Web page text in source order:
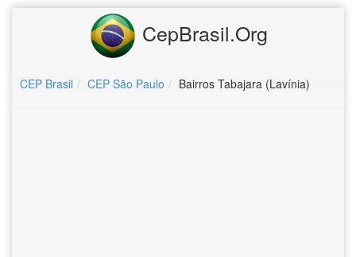
CepBrasil.Org
CEP Brasil CEP São Paulo Bairros Tabajara (Lavínia)